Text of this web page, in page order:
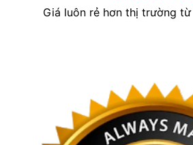
Giá luôn rẻ hơn thị trường từ